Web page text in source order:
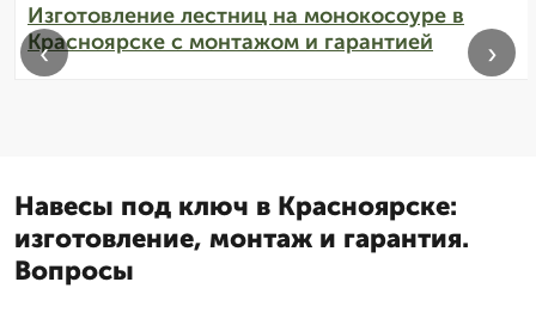
Изготовление лестниц на монокосоуре в
Красноярске с монтажом и гарантией
‹ ›
Навесы под ключ в Красноярске:
изготовление, монтаж и гарантия.
Вопросы